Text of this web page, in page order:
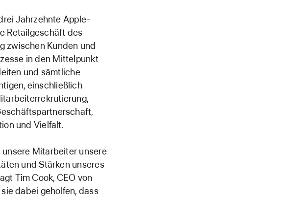
Jahrzehnte Apple-
Retailgeschäft des
zwischen Kunden und
in den Mittelpunkt
und sämtliche
einschließlich
und Vielfalt.
Mitarbeiter unsere
und Stärken unseres
Tim Cook, CEO von
dabei geholfen, dass